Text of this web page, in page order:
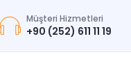
Müşteri Hizmetleri
+90 (252) 611 11 19